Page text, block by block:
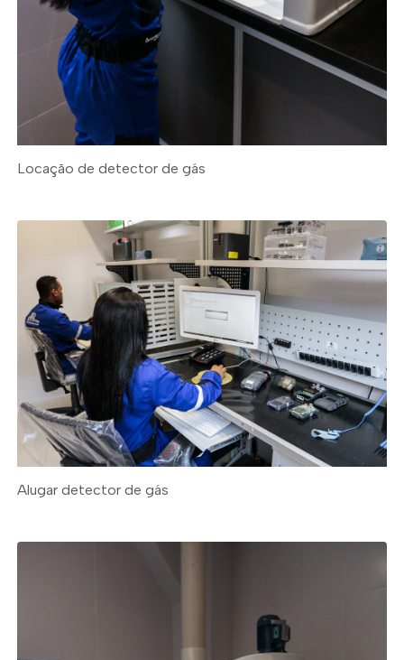
Locação de detector de gás
Alugar detector de gás